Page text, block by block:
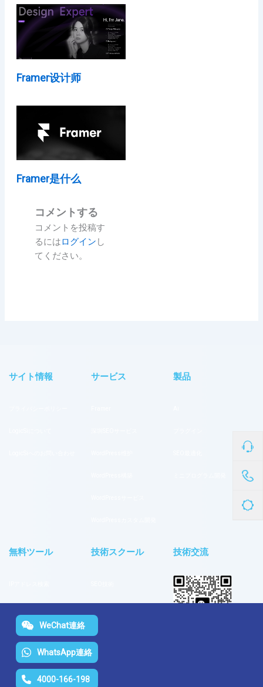
Framer设计师
Framer是什么
コメントする
コメントを投稿す
るにはログイン し
てください。
サイト情報 サービス 製品
無料ツール
ページ数検索
ステータスコード確認
外部リンク数確認
技術スクール
プラグイン設定ガイド
サイト設計・開発
技術交流
WeChat連絡
WhatsApp連絡
4000-166-198